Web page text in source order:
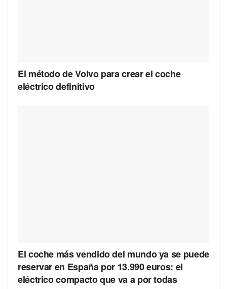
El método de Volvo para crear el coche
eléctrico definitivo
El coche más vendido del mundo ya se puede
reservar en España por 13.990 euros: el
eléctrico compacto que va a por todas